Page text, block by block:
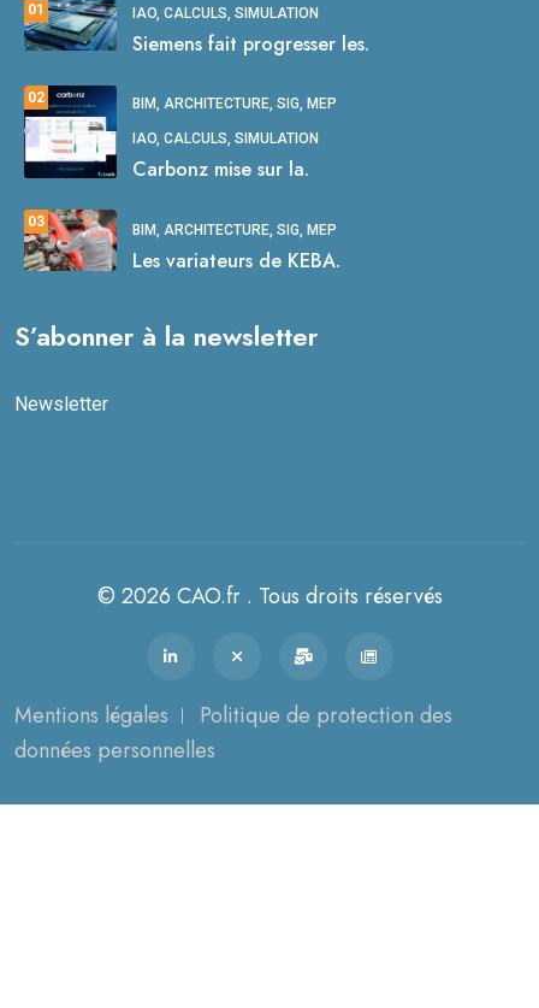
01 IAO, CALCULS, SIMULATION
Siemens fait progresser les.
02 BIM, ARCHITECTURE, SIG, MEP
IAO, CALCULS, SIMULATION
Carbonz mise sur la.
03 BIM, ARCHITECTURE, SIG, MEP
Les variateurs de KEBA.
S’abonner à la newsletter
Newsletter
© 2026 CAO.fr . Tous droits réservés
Mentions légales
Politique de protection des
données personnelles